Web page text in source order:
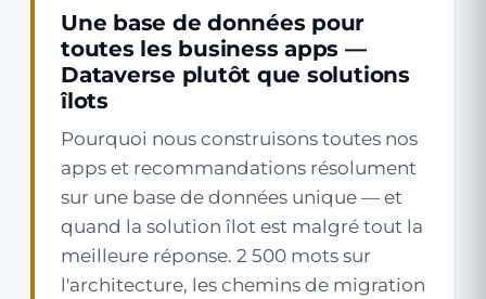
Une base de données pour
toutes les business apps —
Dataverse plutôt que solutions
îlots
Pourquoi nous construisons toutes nos
apps et recommandations résolument
sur une base de données unique — et
quand la solution îlot est malgré tout la
meilleure réponse. 2 500 mots sur
l'architecture, les chemins de migration